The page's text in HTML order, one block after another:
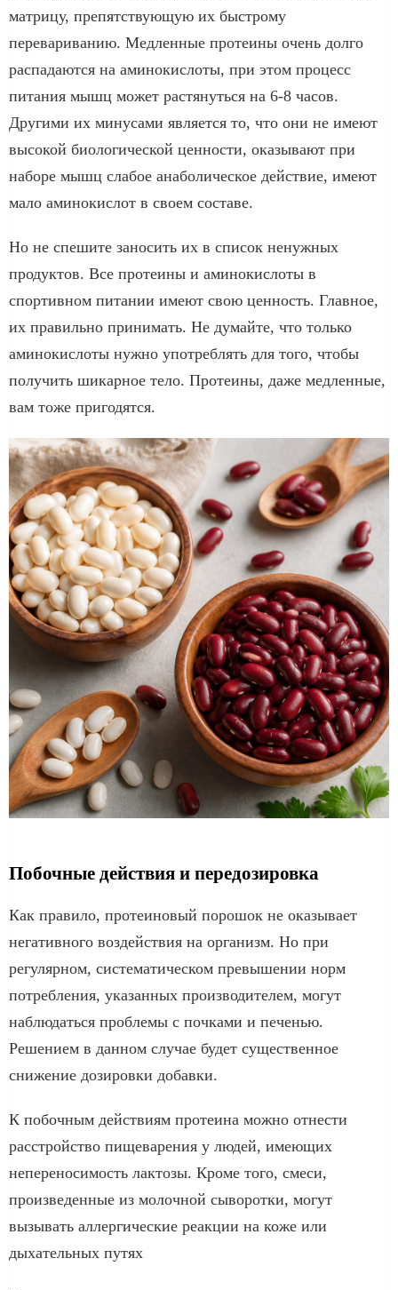
матрицу, препятствующую их быстрому
перевариванию. Медленные протеины очень долго
распадаются на аминокислоты, при этом процесс
питания мышц может растянуться на 6-8 часов.
Другими их минусами является то, что они не имеют
высокой биологической ценности, оказывают при
наборе мышц слабое анаболическое действие, имеют
мало аминокислот в своем составе.
Но не спешите заносить их в список ненужных
продуктов. Все протеины и аминокислоты в
спортивном питании имеют свою ценность. Главное,
их правильно принимать. Не думайте, что только
аминокислоты нужно употреблять для того, чтобы
получить шикарное тело. Протеины, даже медленные,
вам тоже пригодятся.
Побочные действия и передозировка
Как правило, протеиновый порошок не оказывает
негативного воздействия на организм. Но при
регулярном, систематическом превышении норм
потребления, указанных производителем, могут
наблюдаться проблемы с почками и печенью.
Решением в данном случае будет существенное
снижение дозировки добавки.
К побочным действиям протеина можно отнести
расстройство пищеварения у людей, имеющих
непереносимость лактозы. Кроме того, смеси,
произведенные из молочной сыворотки, могут
вызывать аллергические реакции на коже или
дыхательных путях